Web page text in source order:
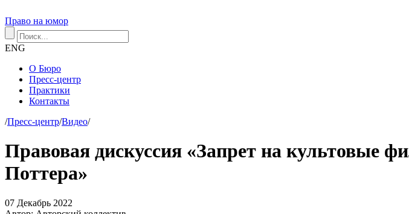
Право на юмор
ENG
О Бюро
Пресс-центр
Практики
Контакты
/Пресс-центр/Видео/
Правовая дискуссия «Запрет на культовые
Поттера»
07 Декабрь 2022